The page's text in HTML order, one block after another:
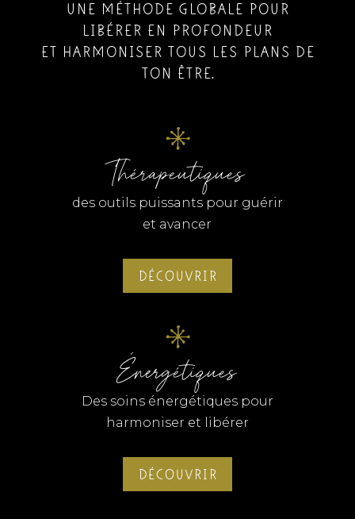
UNE MÉTHODE GLOBALE POUR
LIBÉRER EN PROFONDEUR
ET HARMONISER TOUS LES PLANS DE
TON ÊTRE.
Thérapeutiques
des outils puissants pour guérir
et avancer
DÉCOUVRIR
Énergétiques
Des soins énergétiques pour
harmoniser et libérer
DÉCOUVRIR